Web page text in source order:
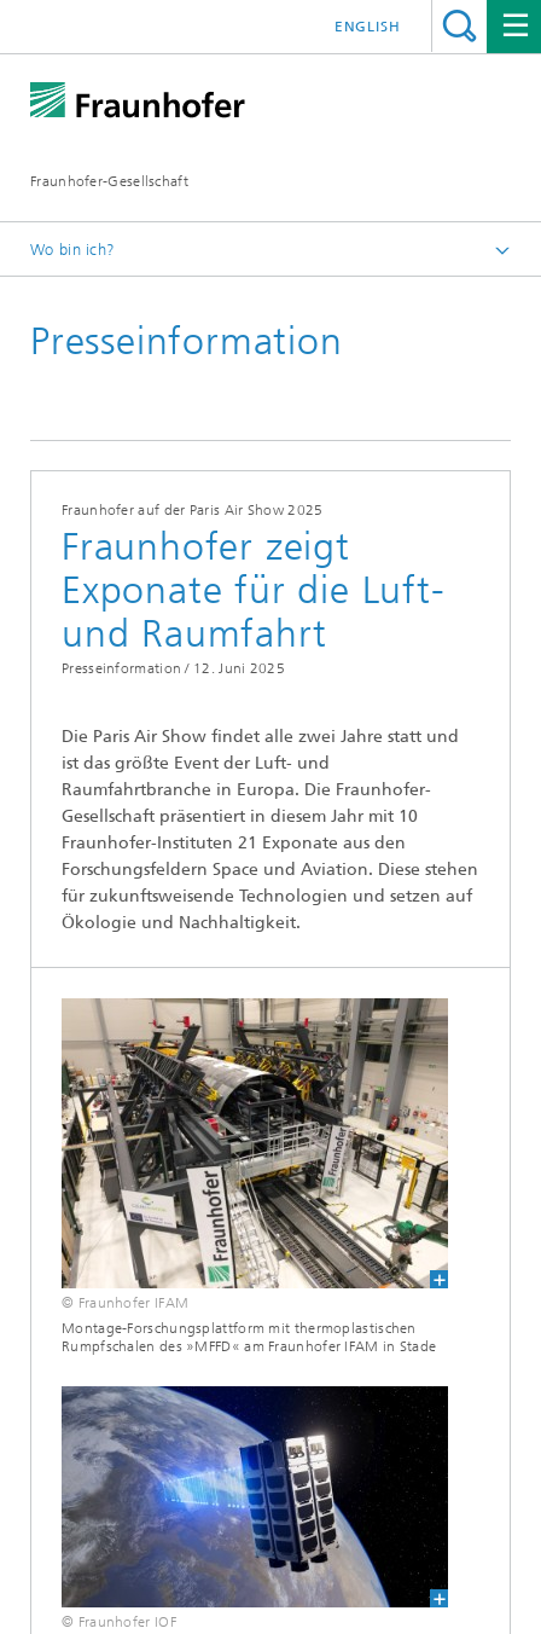
Fraunhofer-Gesellschaft
ENGLISH
Wo bin ich?
Presseinformationen
Presseinformation
Fraunhofer auf der Paris Air Show 2025
Fraunhofer zeigt
Exponate für die Luft-
und Raumfahrt
Presseinformation / 12. Juni 2025
Die Paris Air Show findet alle zwei Jahre statt und
ist das größte Event der Luft- und
Raumfahrtbranche in Europa. Die Fraunhofer-
Gesellschaft präsentiert in diesem Jahr mit 10
Fraunhofer-Instituten 21 Exponate aus den
Forschungsfeldern Space und Aviation. Diese stehen
für zukunftsweisende Technologien und setzen auf
Ökologie und Nachhaltigkeit.
© Fraunhofer IFAM
Montage-Forschungsplattform mit thermoplastischen
Rumpfschalen des »MFFD« am Fraunhofer IFAM in Stade
© Fraunhofer IOF